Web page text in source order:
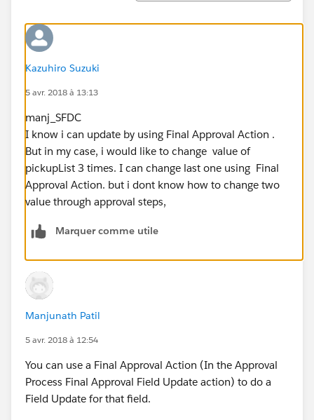
Kazuhiro Suzuki
5 avr. 2018 à 13:13
manj_SFDC
I know i can update by using Final Approval Action .
But in my case, i would like to change value of
pickupList 3 times. I can change last one using Final
Approval Action. but i dont know how to change two
value through approval steps,
Marquer comme utile
Manjunath Patil
5 avr. 2018 à 12:54
You can use a Final Approval Action (In the Approval
Process Final Approval Field Update action) to do a
Field Update for that field.